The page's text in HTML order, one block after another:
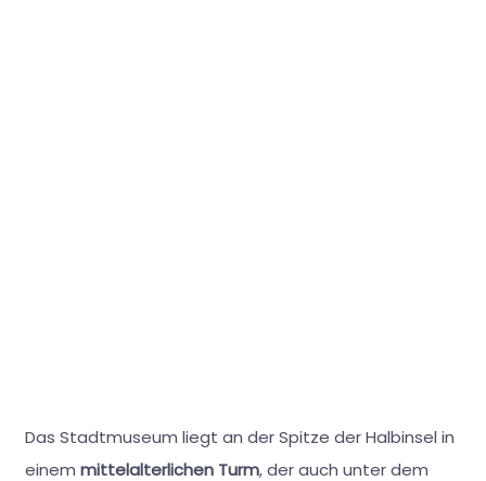
Das Stadtmuseum liegt an der Spitze der Halbinsel in
einem mittelalterlichen Turm, der auch unter dem